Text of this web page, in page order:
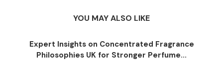
YOU MAY ALSO LIKE
Expert Insights on Concentrated Fragrance
Philosophies UK for Stronger Perfume...